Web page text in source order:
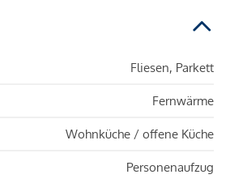
Fliesen, Parkett
Fernwärme
Wohnküche / offene Küche
Personenaufzug